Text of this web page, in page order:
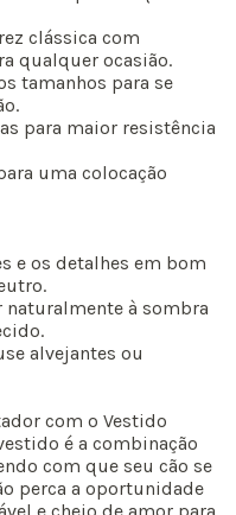
clássica com
qualquer ocasião.
tamanhos para se
para maior resistência
uma colocação
e os detalhes em bom
naturalmente à sombra
alvejantes ou
com o Vestido
é a combinação
com que seu cão se
perca a oportunidade